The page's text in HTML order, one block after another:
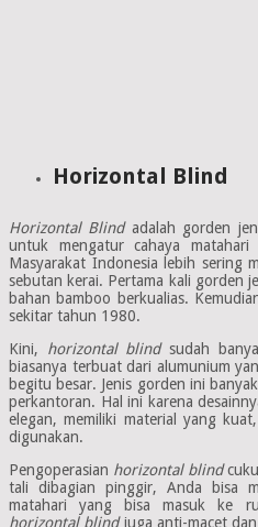
Horizontal Blind
Horizontal Blindadalah gorden
untuk mengatur cahaya matahari
Masyarakat Indonesia lebih sering
sebutan kerai. Pertama kali gorden
bahan bamboo berkualias.
sekitar tahun 1980.
Kini, horizontal blind sudah
biasanya terbuat dari alumunium
begitu besar. Jenis gorden ini
perkantoran. Hal ini karena
elegan, memiliki material yang
digunakan.
Pengoperasian horizontal blind
tali dibagian pinggir, Anda bisa
matahari yang bisa masuk ke
horizontal blindjuga anti-macet